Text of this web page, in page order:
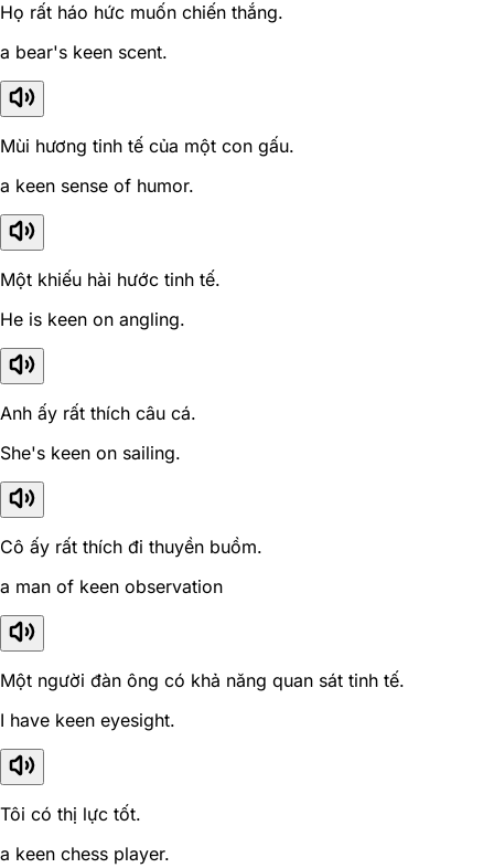
Họ rất háo hức muốn chiến thắng.
a bear's keen scent.
Mùi hương tinh tế của một con gấu.
a keen sense of humor.
Một khiếu hài hước tinh tế.
He is keen on angling.
Anh ấy rất thích câu cá.
She's keen on sailing.
Cô ấy rất thích đi thuyền buồm.
a man of keen observation
Một người đàn ông có khả năng quan sát tinh tế.
I have keen eyesight.
Tôi có thị lực tốt.
a keen chess player.